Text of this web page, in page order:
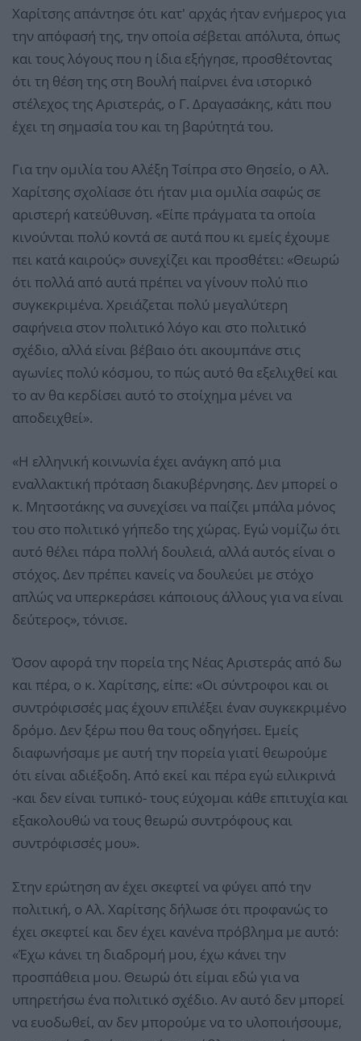
Χαρίτσης απάντησε ότι κατ' αρχάς ήταν ενήμερος για
την απόφασή της, την οποία σέβεται απόλυτα, όπως
και τους λόγους που η ίδια εξήγησε, προσθέτοντας
ότι τη θέση της στη Βουλή παίρνει ένα ιστορικό
στέλεχος της Αριστεράς, ο Γ. Δραγασάκης, κάτι που
έχει τη σημασία του και τη βαρύτητά του.
Για την ομιλία του Αλέξη Τσίπρα στο Θησείο, ο Αλ.
Χαρίτσης σχολίασε ότι ήταν μια ομιλία σαφώς σε
αριστερή κατεύθυνση. «Είπε πράγματα τα οποία
κινούνται πολύ κοντά σε αυτά που κι εμείς έχουμε
πει κατά καιρούς» συνεχίζει και προσθέτει: «Θεωρώ
ότι πολλά από αυτά πρέπει να γίνουν πολύ πιο
συγκεκριμένα. Χρειάζεται πολύ μεγαλύτερη
σαφήνεια στον πολιτικό λόγο και στο πολιτικό
σχέδιο, αλλά είναι βέβαιο ότι ακουμπάνε στις
αγωνίες πολύ κόσμου, το πώς αυτό θα εξελιχθεί και
το αν θα κερδίσει αυτό το στοίχημα μένει να
αποδειχθεί».
«Η ελληνική κοινωνία έχει ανάγκη από μια
εναλλακτική πρόταση διακυβέρνησης. Δεν μπορεί ο
κ. Μητσοτάκης να συνεχίσει να παίζει μπάλα μόνος
του στο πολιτικό γήπεδο της χώρας. Εγώ νομίζω ότι
αυτό θέλει πάρα πολλή δουλειά, αλλά αυτός είναι ο
στόχος. Δεν πρέπει κανείς να δουλεύει με στόχο
απλώς να υπερκεράσει κάποιους άλλους για να είναι
δεύτερος», τόνισε.
Όσον αφορά την πορεία της Νέας Αριστεράς από δω
και πέρα, ο κ. Χαρίτσης, είπε: «Οι σύντροφοι και οι
συντρόφισσές μας έχουν επιλέξει έναν συγκεκριμένο
δρόμο. Δεν ξέρω που θα τους οδηγήσει. Εμείς
διαφωνήσαμε με αυτή την πορεία γιατί θεωρούμε
ότι είναι αδιέξοδη. Από εκεί και πέρα εγώ ειλικρινά
-και δεν είναι τυπικό- τους εύχομαι κάθε επιτυχία και
εξακολουθώ να τους θεωρώ συντρόφους και
συντρόφισσές μου».
Στην ερώτηση αν έχει σκεφτεί να φύγει από την
πολιτική, ο Αλ. Χαρίτσης δήλωσε ότι προφανώς το
έχει σκεφτεί και δεν έχει κανένα πρόβλημα με αυτό:
«Έχω κάνει τη διαδρομή μου, έχω κάνει την
προσπάθεια μου. Θεωρώ ότι είμαι εδώ για να
υπηρετήσω ένα πολιτικό σχέδιο. Αν αυτό δεν μπορεί
να ευοδωθεί, αν δεν μπορούμε να το υλοποιήσουμε,